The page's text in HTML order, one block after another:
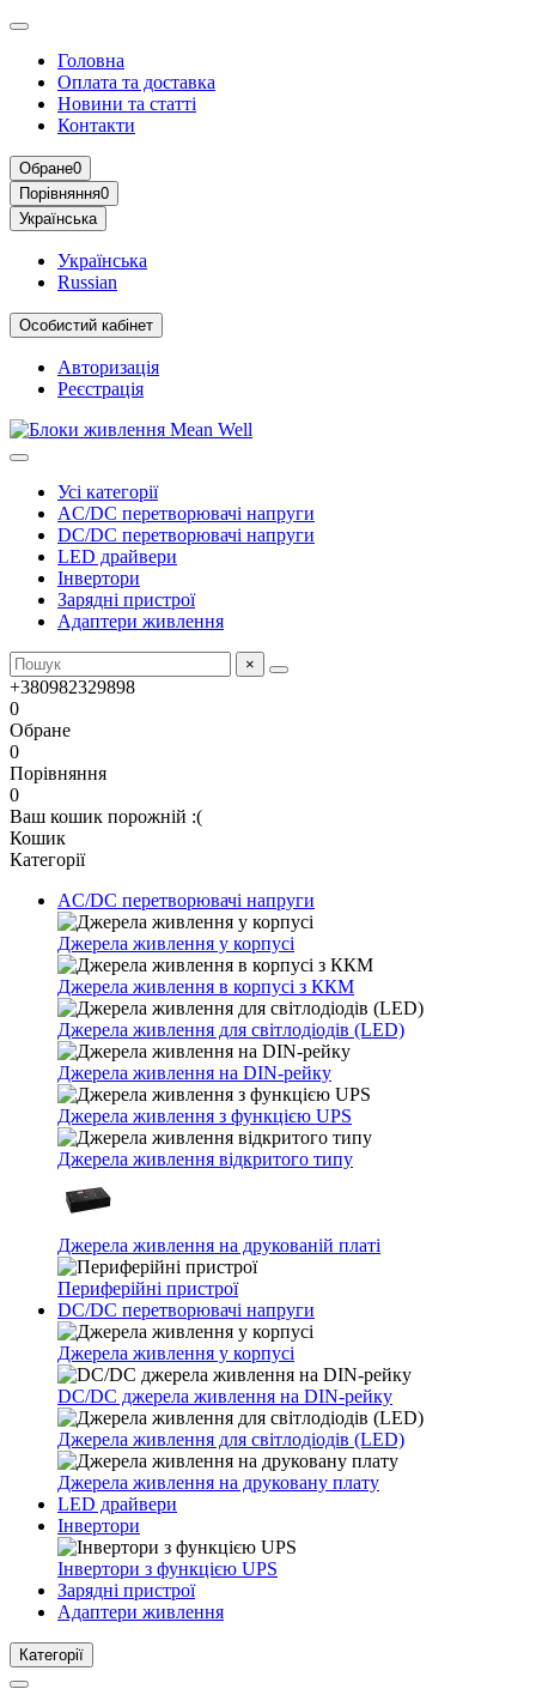
Головна
Оплата та доставка
Новини та статті
Контакти
Обране0
Порівняння0
Українська
Українська
Russian
Особистий кабінет
Авторизація
Реєстрація
Усі категорії
AC/DC перетворювачі напруги
DC/DC перетворювачі напруги
LED драйвери
Інвертори
Зарядні пристрої
Адаптери живлення
×
+380982329898
0
Обране
0
Порівняння
0
Ваш кошик порожній :(
Кошик
Категорії
AC/DC перетворювачі напруги
Джерела живлення у корпусі
Джерела живлення в корпусі з ККМ
Джерела живлення для світлодіодів (LED)
Джерела живлення на DIN-рейку
Джерела живлення з функцією UPS
Джерела живлення відкритого типу
Джерела живлення на друкованій платі
Периферійні пристрої
DC/DC перетворювачі напруги
Джерела живлення у корпусі
DC/DC джерела живлення на DIN-рейку
Джерела живлення для світлодіодів (LED)
Джерела живлення на друковану плату
LED драйвери
Інвертори
Інвертори з функцією UPS
Зарядні пристрої
Адаптери живлення
Категорії